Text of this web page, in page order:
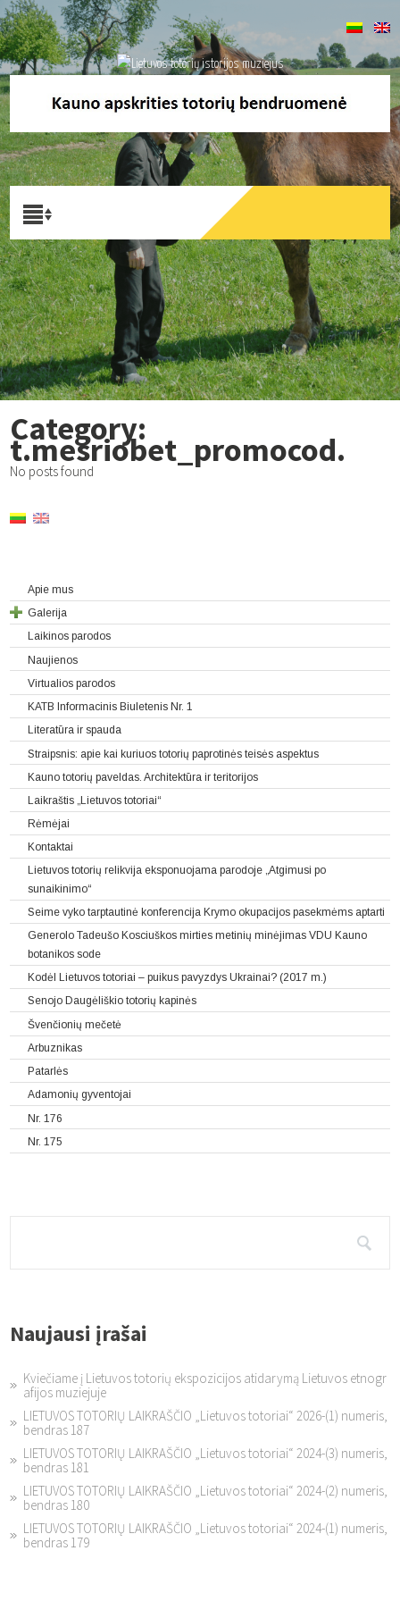
Category:
t.mesriobet_promocod.
No posts found
Apie mus
Galerija
Laikinos parodos
Naujienos
Virtualios parodos
KATB Informacinis Biuletenis Nr. 1
Literatūra ir spauda
Straipsnis: apie kai kuriuos totorių paprotinės teisės aspektus
Kauno totorių paveldas. Architektūra ir teritorijos
Laikraštis „Lietuvos totoriai“
Rėmėjai
Kontaktai
Lietuvos totorių relikvija eksponuojama parodoje „Atgimusi po
sunaikinimo“
Seime vyko tarptautinė konferencija Krymo okupacijos pasekmėms aptarti
Generolo Tadeušo Kosciuškos mirties metinių minėjimas VDU Kauno
botanikos sode
Kodėl Lietuvos totoriai – puikus pavyzdys Ukrainai? (2017 m.)
Senojo Daugėliškio totorių kapinės
Švenčionių mečetė
Arbuznikas
Patarlės
Adamonių gyventojai
Nr. 176
Nr. 175
Naujausi įrašai
Kviečiame į Lietuvos totorių ekspozicijos atidarymą Lietuvos etnogr
afijos muziejuje
LIETUVOS TOTORIŲ LAIKRAŠČIO „Lietuvos totoriai“ 2026-(1) numeris,
bendras 187
LIETUVOS TOTORIŲ LAIKRAŠČIO „Lietuvos totoriai“ 2024-(3) numeris,
bendras 181
LIETUVOS TOTORIŲ LAIKRAŠČIO „Lietuvos totoriai“ 2024-(2) numeris,
bendras 180
LIETUVOS TOTORIŲ LAIKRAŠČIO „Lietuvos totoriai“ 2024-(1) numeris,
bendras 179